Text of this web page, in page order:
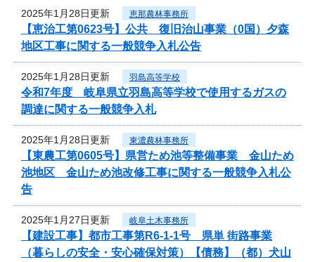
2025年1月28日更新 恵那農林事務所
【恵治工第0623号】公共 復旧治山事業（0国）夕森
地区工事に関する一般競争入札公告
2025年1月28日更新 羽島高等学校
令和7年度 岐阜県立羽島高等学校で使用するガスの
調達に関する一般競争入札
2025年1月28日更新 東濃農林事務所
【東農工第0605号】県営ため池等整備事業 金山ため
池地区 金山ため池改修工事に関する一般競争入札公
告
2025年1月27日更新 岐阜土木事務所
【建設工事】都市工事第R6-1-1号 県単 街路事業
（暮らしの安全・安心確保対策）【債務】（都）犬山